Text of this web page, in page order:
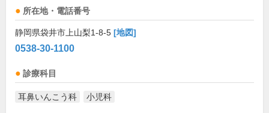
所在地・電話番号
静岡県袋井市上山梨1-8-5 [地図]
0538-30-1100
診療科目
耳鼻いんこう科 小児科